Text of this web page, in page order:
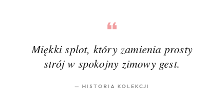
Miękki splot, który zamienia prosty
strój w spokojny zimowy gest.
— HISTORIA KOLEKCJI